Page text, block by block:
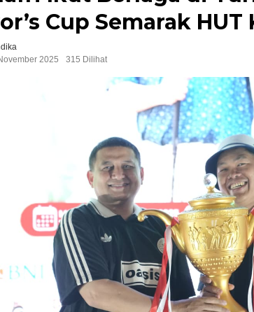
Cup Semarak HUT
2025
315 Dilihat